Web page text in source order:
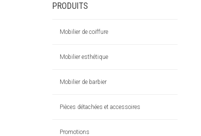
PRODUITS
Mobilier de coiffure
Mobilier esthétique
Mobilier de barbier
Pièces détachées et accessoires
Promotions